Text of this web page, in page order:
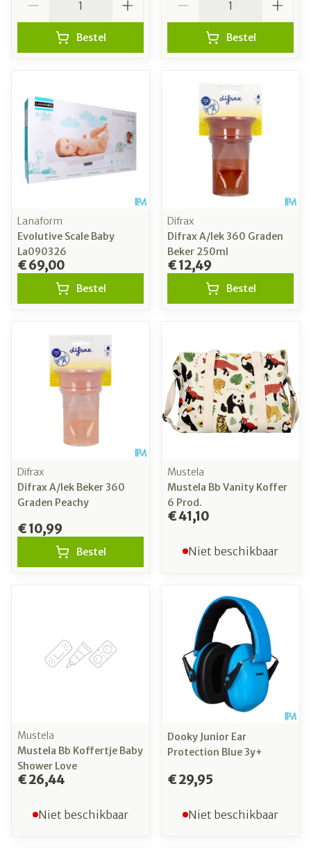
Bestel Bestel
Lanaform
Evolutive Scale Baby
La090326
€ 69,00
Bestel
Difrax
Difrax A/lek 360 Graden
Beker 250ml
€ 12,49
Bestel
Difrax
Difrax A/lek Beker 360
Graden Peachy
€ 10,99
Bestel
Mustela
Mustela Bb Vanity Koffer
6 Prod.
€ 41,10
Niet beschikbaar
Mustela
Mustela Bb Koffertje Baby
Shower Love
€ 26,44
Niet beschikbaar
Dooky Junior Ear
Protection Blue 3y+
€ 29,95
Niet beschikbaar